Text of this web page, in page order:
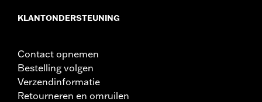
KLANTONDERSTEUNING
Contact opnemen
Bestelling volgen
Verzendinformatie
Retourneren en omruilen